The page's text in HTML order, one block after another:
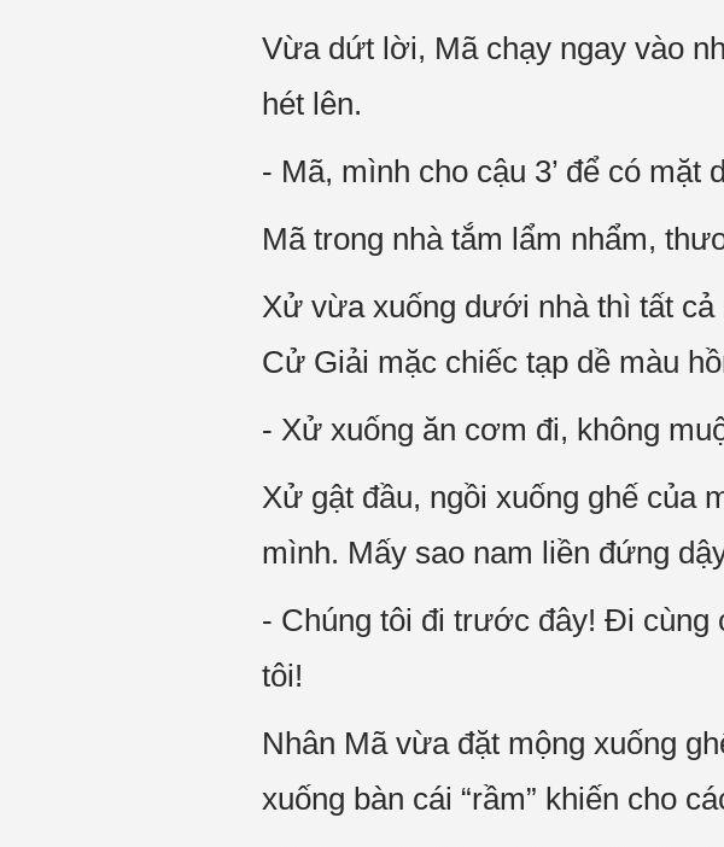
Vừa dứt lời, Mã chạy ngay vào
hét lên.
- Mã, mình cho cậu 3’ để có mặt
Mã trong nhà tắm lẩm nhẩm,
Xử vừa xuống dưới nhà thì tất
Cử Giải mặc chiếc tạp dề màu
- Xử xuống ăn cơm đi, không
Xử gật đầu, ngồi xuống ghế của
mình. Mấy sao nam liền đứng
- Chúng tôi đi trước đây! Đi cùng
tôi!
Nhân Mã vừa đặt mộng xuống
xuống bàn cái “rầm” khiến cho